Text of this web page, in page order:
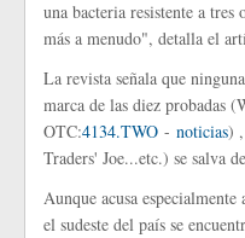
una bacteria resistente a
más a menudo", detalla el
La revista señala que
marca de las diez probadas
OTC:4134.TWO - noticias)
Traders' Joe...etc.) se salva
Aunque acusa
el sudeste del país se